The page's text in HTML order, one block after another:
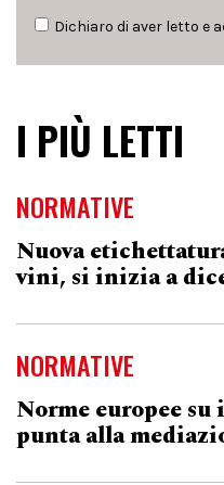
Dichiaro di aver letto e
I PIÙ LETTI
NORMATIVE
Nuova
vini, si inizia a
NORMATIVE
Norme europee
punta alla